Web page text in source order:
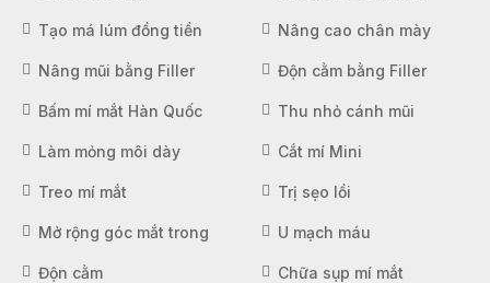
Tạo má lúm đồng tiền Nâng cao chân mày
Nâng mũi bằng Filler Độn cằm bằng Filler
Bấm mí mắt Hàn Quốc Thu nhỏ cánh mũi
Làm mỏng môi dày Cắt mí Mini
Treo mí mắt Trị sẹo lồi
Mở rộng góc mắt trong U mạch máu
Độn cằm Chữa sụp mí mắt